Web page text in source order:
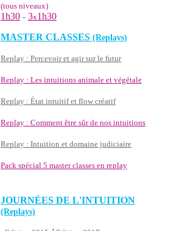
(tous niveaux)
1h30 - 3x1h30
MASTER CLASSES (Replays)
Replay : Percevoir et agir sur le futur
Replay : Les intuitions animale et végétale
Replay : État intuitif et flow créatif
Replay : Comment être sûr de nos intuitions
Replay : Intuition et domaine judiciaire
Pack spécial 5 master classes en replay
JOURNÉES DE L'INTUITION
(Replays)